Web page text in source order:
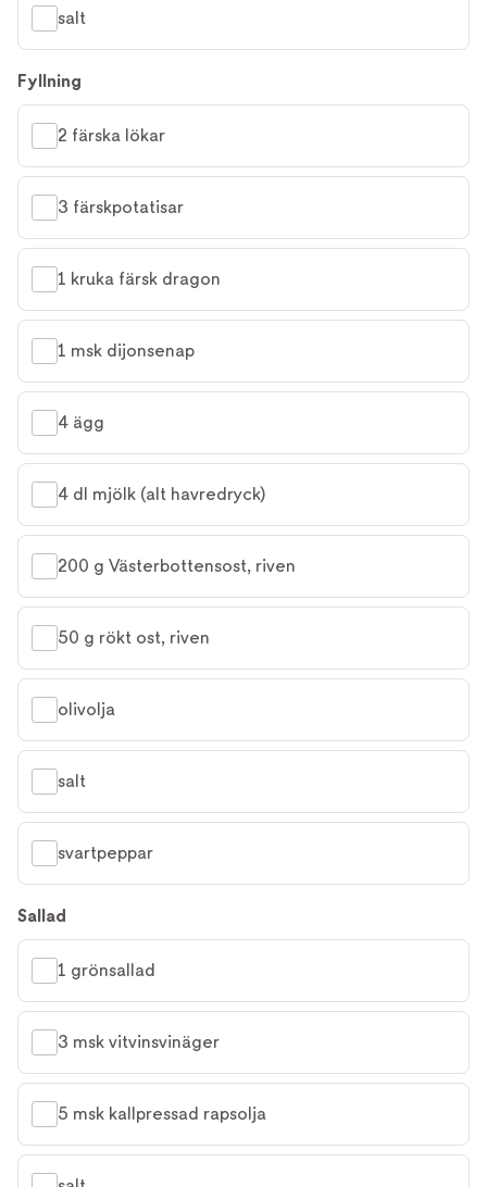
salt
Fyllning
2 färska lökar
3 färskpotatisar
1 kruka färsk dragon
1 msk dijonsenap
4 ägg
4 dl mjölk (alt havredryck)
200 g Västerbottensost, riven
50 g rökt ost, riven
olivolja
salt
svartpeppar
Sallad
1 grönsallad
3 msk vitvinsvinäger
5 msk kallpressad rapsolja